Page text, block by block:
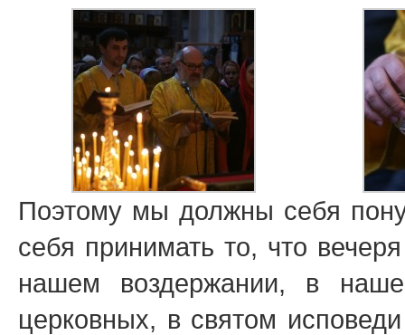
Поэтому мы должны себя
себя принимать то, что
нашем воздержании, в
церковных, в святом